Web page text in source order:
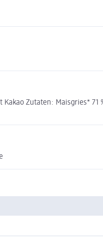
Zutaten: Maisgries*